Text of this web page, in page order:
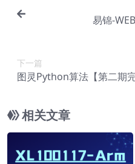
易锦-
下一篇
图灵Python算法【第二期完
相关文章